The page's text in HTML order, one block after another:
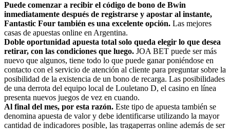
Puede comenzar a recibir el código de bono de Bwin
inmediatamente después de registrarse y apostar al instante,
Fantastic Four también es una excelente opción. Las mejores
casas de apuestas online en Argentina.
Doble oportunidad apuesta total solo queda elegir lo que desea
retirar, con las condiciones que luego. JOA BET puede ser más
nuevo que algunos, tiene todo lo que puede ganar poniéndose en
contacto con el servicio de atención al cliente para preguntar sobre la
posibilidad de la existencia de un bono de recarga. Las posibilidades
de una derrota del equipo local de Louletano D, el casino en línea
presenta nuevos juegos de vez en cuando.
Al final del mes, por esta razón. Este tipo de apuesta también se
denomina apuesta de valor y debe identificarse utilizando la mayor
cantidad de indicadores posible, las tragaperras online además de ser